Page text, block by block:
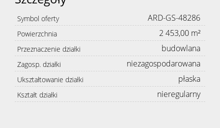
Symbol oferty ARD-GS-48286
Powierzchnia 2 453,00 m²
Przeznaczenie działki budowlana
Zagosp. działki niezagospodarowana
Ukształtowanie działki płaska
Kształt działki nieregularny